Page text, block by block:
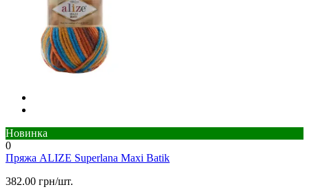
Новинка
0
Пряжа ALIZE Superlana Maxi Batik
382.00 грн/шт.